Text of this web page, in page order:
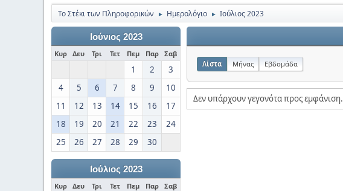
Το Στέκι των Πληροφορικών ► Ημερολόγιο ► Ιούλιος 2023
Ιούνιος 2023
Κυρ Δευ Τρι Τετ Πεμ Παρ Σαβ
1 2
3
4
5 6 7 8 9
10
11
12 13 14 15 16
17
18
19 20 21 22 23
24
25
26 27 28 29 30
Ιούλιος 2023
Κυρ Δευ Τρι Τετ Πεμ Παρ Σαβ
Λίστα Μήνας Εβδομάδα
Δεν υπάρχουν γεγονότα προς εμφάνιση.